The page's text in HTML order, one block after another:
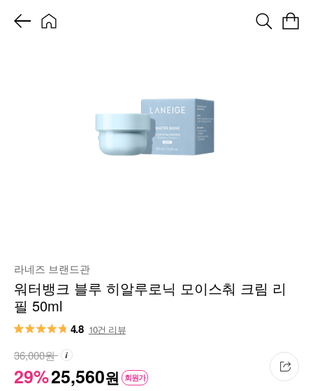
라네즈 브랜드관
워터뱅크 블루 히알루로닉 모이스춰 크림 리
필 50ml
4.8 10건 리뷰
29%25,560원 회원가
36,000원